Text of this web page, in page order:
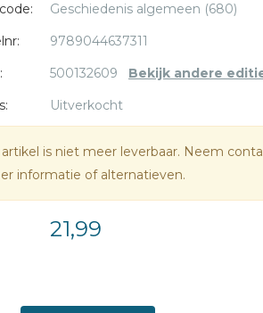
verweven zijn, waar het naartoe op weg
rest van de wereld betekent.
Geschiedenis algemeen (680)
9789044637311
500132609 Bekijk andere
Uitverkocht
is niet meer leverbaar. Neem
informatie of alternatieven.
21,99